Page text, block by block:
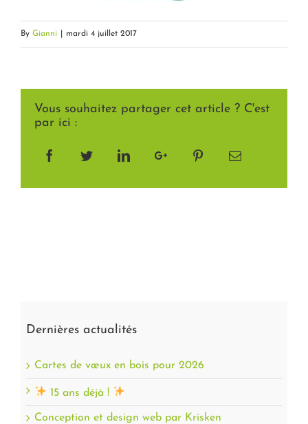
By Gianni mardi 4 juillet 2017
Vous souhaitez partager cet article ? C'est
par ici :
FacebookTwitterLinkedInGoogle+ PinterestEmail
Dernières actualités
Cartes de vœux en bois pour 2026
15 ans déjà !
Conception et design web par Krisken